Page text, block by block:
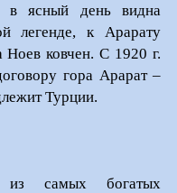
в ясный день видна
легенде, к Арарату
Ноев ковчен. С 1920 г.
гора Арарат –
Турции.
самых богатых